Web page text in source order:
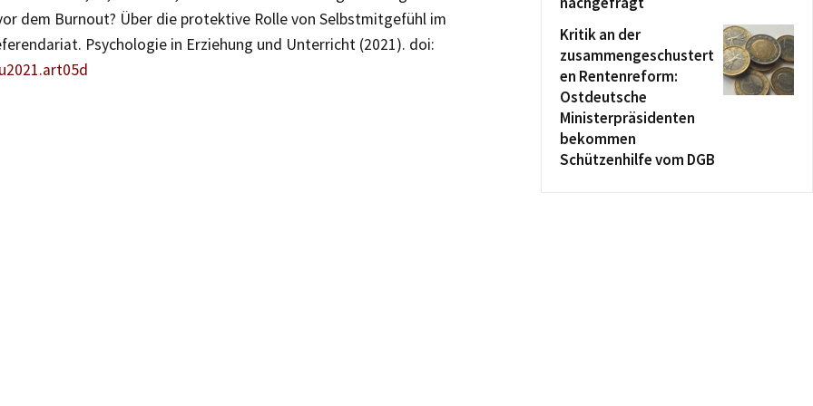
dem Burnout? Über die protektive Rolle von Selbstmitgefühl im
Psychologie in Erziehung und Unterricht (2021). doi:
Kritik an der
zusammengeschustert
en Rentenreform:
Ostdeutsche
Ministerpräsidenten
bekommen
Schützenhilfe vom DGB